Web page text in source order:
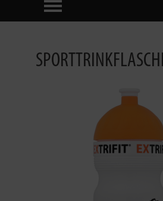
PRODUKTE
EXTRIFIT® TEAM